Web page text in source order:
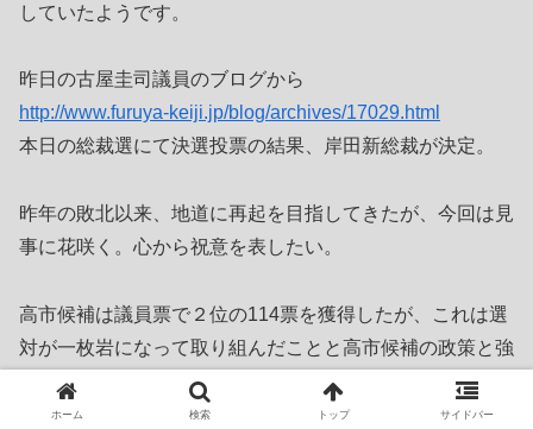
していたようです。
昨日の古屋圭司議員のブログから
http://www.furuya-keiji.jp/blog/archives/17029.html
本日の総裁選にて決選投票の結果、岸田新総裁が決定。
昨年の敗北以来、地道に再起を目指してきたが、今回は見
事に花咲く。心から祝意を表したい。
高市候補は議員票で２位の114票を獲得したが、これは選
対が一枚岩になって取り組んだことと高市候補の政策と強
いメッセージ力が多くの議員の心を動かした結果だ。
ホーム 検索 トップ サイドバー